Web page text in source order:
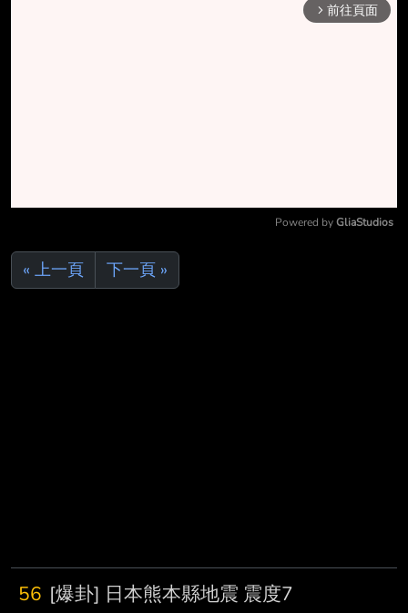
arrow_forward_ios 前往頁面
Powered by GliaStudios
« 上一頁 下一頁 »
56 [爆卦] 日本熊本縣地震 震度7